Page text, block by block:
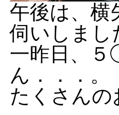
午後は、横
伺いしまし
一昨日、
ん．．．。
たくさんの